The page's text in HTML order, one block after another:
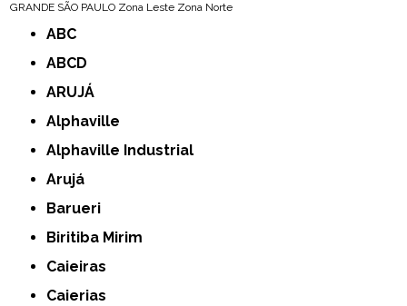
GRANDE SÃO PAULO Zona Leste Zona Norte
ABC
ABCD
ARUJÁ
Alphaville
Alphaville Industrial
Arujá
Barueri
Biritiba Mirim
Caieiras
Caierias